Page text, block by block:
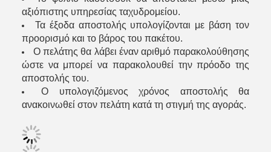
αξιόπιστης υπηρεσίας ταχυδρομείου.
Τα έξοδα αποστολής υπολογίζονται με βάση τον
προορισμό και το βάρος του πακέτου.
Ο πελάτης θα λάβει έναν αριθμό παρακολούθησης
ώστε να μπορεί να παρακολουθεί την πρόοδο της
αποστολής του.
Ο υπολογιζόμενος χρόνος αποστολής θα
ανακοινωθεί στον πελάτη κατά τη στιγμή της αγοράς.